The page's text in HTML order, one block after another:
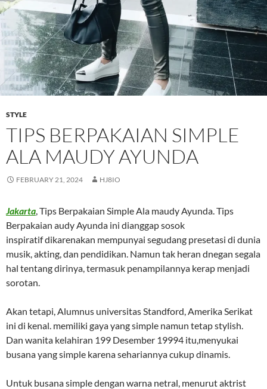
STYLE
TIPS BERPAKAIAN SIMPLE
ALA MAUDY AYUNDA
FEBRUARY 21, 2024 HJ8IO
Jakarta , Tips Berpakaian Simple Ala maudy Ayunda. Tips
Berpakaian audy Ayunda ini dianggap sosok
inspiratif dikarenakan mempunyai segudang presetasi di dunia
musik, akting, dan pendidikan. Namun tak heran dnegan segala
hal tentang dirinya, termasuk penampilannya kerap menjadi
sorotan.
Akan tetapi, Alumnus universitas Standford, Amerika Serikat
ini di kenal. memiliki gaya yang simple namun tetap stylish.
Dan wanita kelahiran 199 Desember 19994 itu,menyukai
busana yang simple karena sehariannya cukup dinamis.
Untuk busana simple dengan warna netral, menurut aktrist